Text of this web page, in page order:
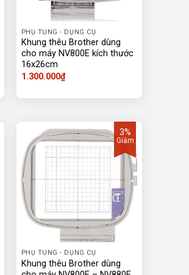
PHỤ TÙNG - DỤNG CỤ
Khung thêu Brother dùng
cho máy NV800E kích thước
16x26cm
1.300.000₫
3%
Giảm
PHỤ TÙNG - DỤNG CỤ
Khung thêu Brother dùng